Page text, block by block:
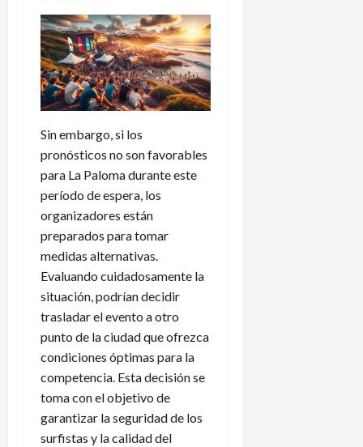
Sin embargo, si los
pronósticos no son favorables
para La Paloma durante este
período de espera, los
organizadores están
preparados para tomar
medidas alternativas.
Evaluando cuidadosamente la
situación, podrían decidir
trasladar el evento a otro
punto de la ciudad que ofrezca
condiciones óptimas para la
competencia. Esta decisión se
toma con el objetivo de
garantizar la seguridad de los
surfistas y la calidad del